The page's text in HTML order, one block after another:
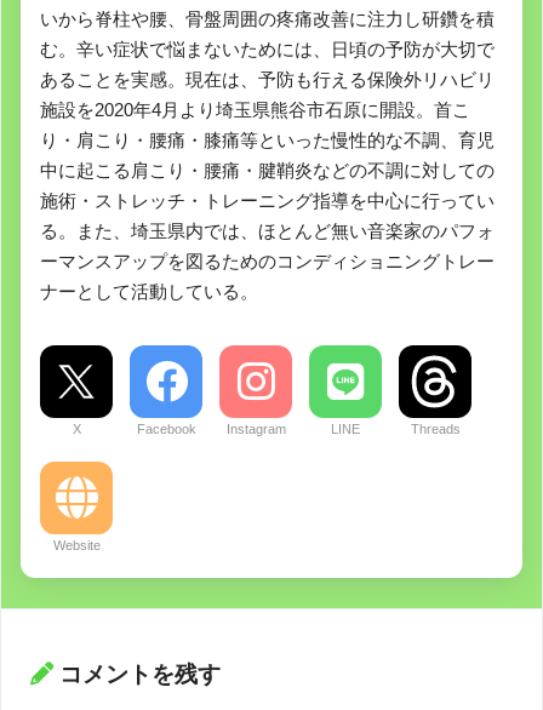
いから脊柱や腰、骨盤周囲の疼痛改善に注力し研鑽を積
む。辛い症状で悩まないためには、日頃の予防が大切で
あることを実感。現在は、予防も行える保険外リハビリ
施設を2020年4月より埼玉県熊谷市石原に開設。首こ
り・肩こり・腰痛・膝痛等といった慢性的な不調、育児
中に起こる肩こり・腰痛・腱鞘炎などの不調に対しての
施術・ストレッチ・トレーニング指導を中心に行ってい
る。また、埼玉県内では、ほとんど無い音楽家のパフォ
ーマンスアップを図るためのコンディショニングトレー
ナーとして活動している。
X Facebook Instagram LINE Threads
Website
コメントを残す